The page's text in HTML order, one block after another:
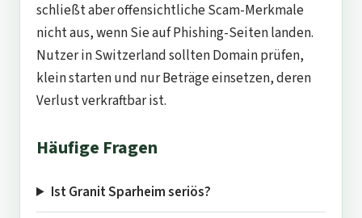
schließt aber offensichtliche Scam-Merkmale
nicht aus, wenn Sie auf Phishing-Seiten landen.
Nutzer in Switzerland sollten Domain prüfen,
klein starten und nur Beträge einsetzen, deren
Verlust verkraftbar ist.
Häufige Fragen
Ist Granit Sparheim seriös?